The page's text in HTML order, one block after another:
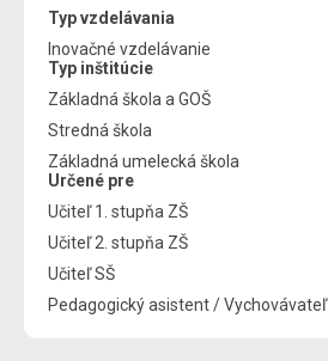
Typ vzdelávania
Inovačné vzdelávanie
Typ inštitúcie
Základná škola a GOŠ
Stredná škola
Základná umelecká škola
Určené pre
Učiteľ 1. stupňa ZŠ
Učiteľ 2. stupňa ZŠ
Učiteľ SŠ
Pedagogický asistent / Vychovávateľ